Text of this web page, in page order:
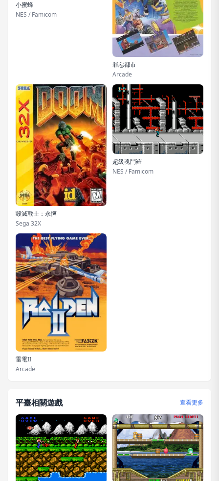
小蜜蜂
NES / Famicom
罪惡都市
Arcade
毀滅戰士：永恆
Sega 32X
超級魂鬥羅
NES / Famicom
雷電II
Arcade
平臺相關遊戲 查看更多